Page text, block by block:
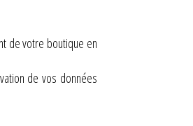
de votre boutique en
de vos données